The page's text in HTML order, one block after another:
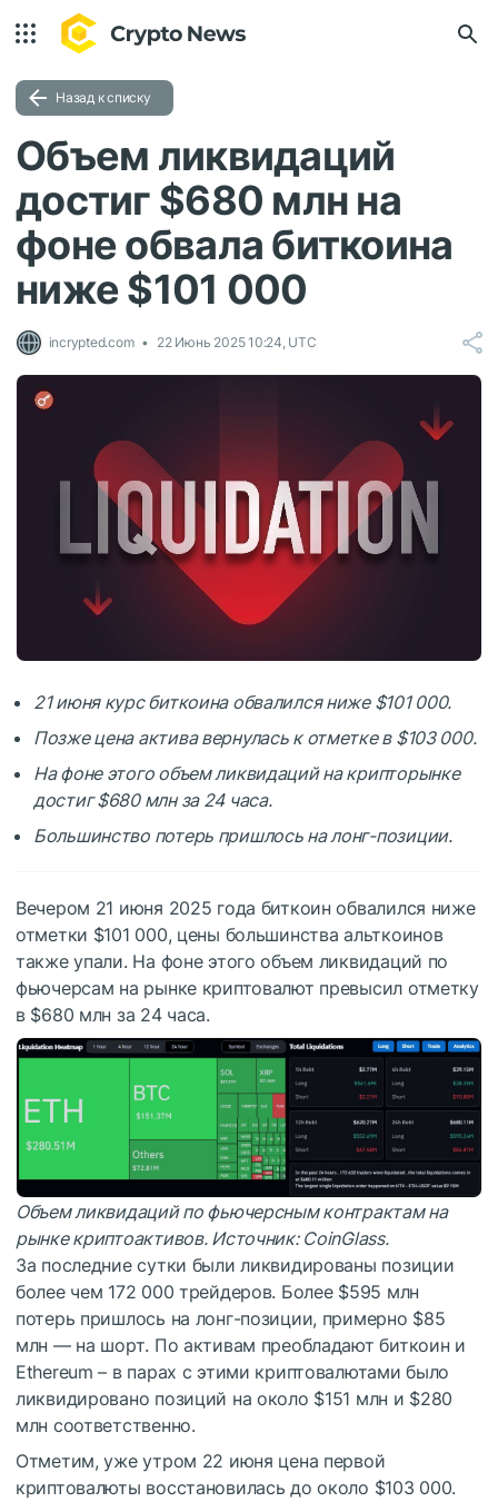
Назад к списку
Объем ликвидаций
достиг $680 млн на
фоне обвала биткоина
ниже $101 000
incrypted.com 22 Июнь 2025 10:24, UTC
21 июня курс биткоина обвалился ниже $101 000.
Позже цена актива вернулась к отметке в $103 000.
На фоне этого объем ликвидаций на крипторынке
достиг $680 млн за 24 часа.
Большинство потерь пришлось на лонг-позиции.
Вечером 21 июня 2025 года биткоин обвалился ниже
отметки $101 000, цены большинства альткоинов
также упали. На фоне этого объем ликвидаций по
фьючерсам на рынке криптовалют превысил отметку
в $680 млн за 24 часа.
Объем ликвидаций по фьючерсным контрактам на
рынке криптоактивов. Источник: CoinGlass.
За последние сутки были ликвидированы позиции
более чем 172 000 трейдеров. Более $595 млн
потерь пришлось на лонг-позиции, примерно $85
млн — на шорт. По активам преобладают биткоин и
Ethereum – в парах с этими криптовалютами было
ликвидировано позиций на около $151 млн и $280
млн соответственно.
Отметим, уже утром 22 июня цена первой
криптовалюты восстановилась до около $103 000.